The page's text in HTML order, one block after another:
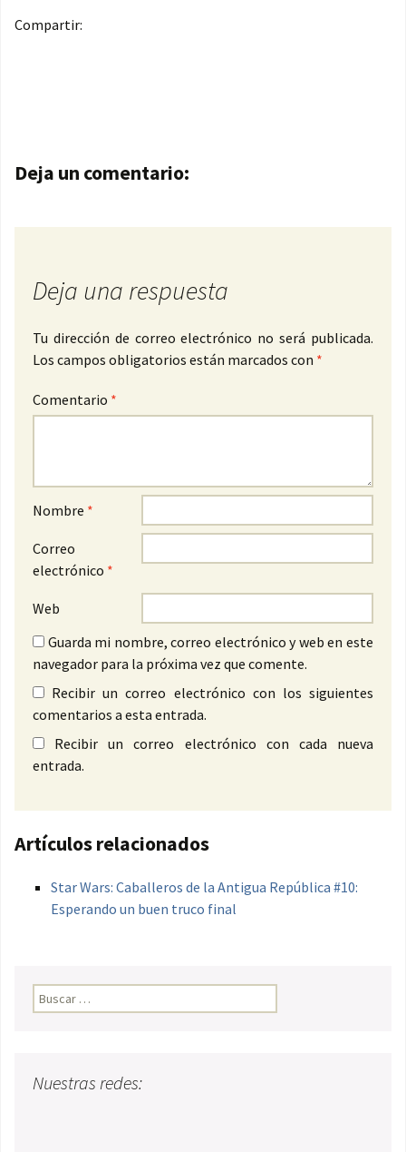
Compartir:
Navegación de entradas
Deja un comentario:
Deja una respuesta
Tu dirección de correo electrónico no será publicada.
Los campos obligatorios están marcados con *
Comentario *
Nombre *
Correo
electrónico *
Web
Guarda mi nombre, correo electrónico y web en este
navegador para la próxima vez que comente.
Recibir un correo electrónico con los siguientes
comentarios a esta entrada.
Recibir un correo electrónico con cada nueva
entrada.
Artículos relacionados
Star Wars: Caballeros de la Antigua República #10:
Esperando un buen truco final
Buscar:
Nuestras redes: